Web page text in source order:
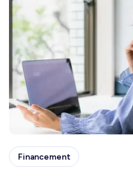
Financement